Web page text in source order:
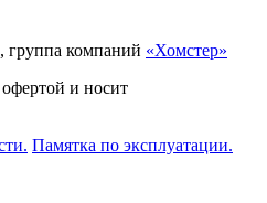
компаний «Хомстер»
и носит
Памятка по эксплуатации.